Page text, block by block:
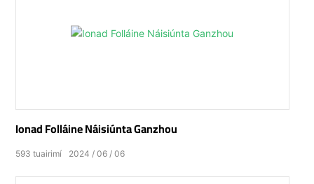
Ionad Folláine Náisiúnta Ganzhou
2024 06 06
593 tuairimí